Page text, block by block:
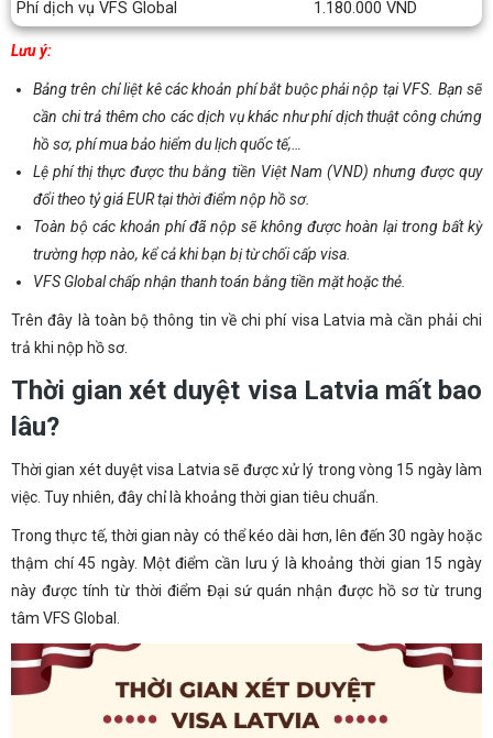
Phí dịch vụ VFS Global
1.180.000 VND
Lưu ý:
Bảng trên chỉ liệt kê các khoản phí bắt buộc phải nộp tại VFS. Bạn sẽ
cần chi trả thêm cho các dịch vụ khác như phí dịch thuật công chứng
hồ sơ, phí mua bảo hiểm du lịch quốc tế,…
Lệ phí thị thực được thu bằng tiền Việt Nam (VND) nhưng được quy
đổi theo tỷ giá EUR tại thời điểm nộp hồ sơ.
Toàn bộ các khoản phí đã nộp sẽ không được hoàn lại trong bất kỳ
trường hợp nào, kể cả khi bạn bị từ chối cấp visa.
VFS Global chấp nhận thanh toán bằng tiền mặt hoặc thẻ.
Trên đây là toàn bộ thông tin về chi phí visa Latvia mà cần phải chi
trả khi nộp hồ sơ.
Thời gian xét duyệt visa Latvia mất bao
lâu?
Thời gian xét duyệt visa Latvia sẽ được xử lý trong vòng 15 ngày làm
việc. Tuy nhiên, đây chỉ là khoảng thời gian tiêu chuẩn.
Trong thực tế, thời gian này có thể kéo dài hơn, lên đến 30 ngày hoặc
thậm chí 45 ngày. Một điểm cần lưu ý là khoảng thời gian 15 ngày
này được tính từ thời điểm Đại sứ quán nhận được hồ sơ từ trung
tâm VFS Global.